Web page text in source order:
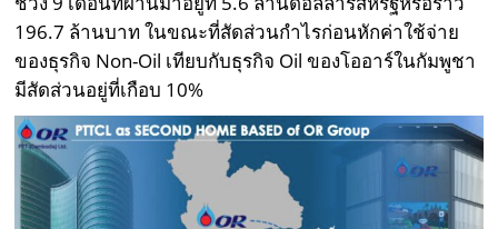
196.7 ล้านบาท ในขณะที่สัดส่วนกำไรก่อนหักค่าใช้จ่าย
ของธุรกิจ Non-Oil เทียบกับธุรกิจ Oil ของโออาร์ในกัมพูชา
มีสัดส่วนอยู่ที่เกือบ 10%